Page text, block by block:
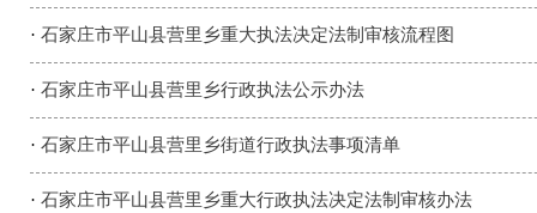
· 石家庄市平山县营里乡重大执法决定法制审核流程图
· 石家庄市平山县营里乡行政执法公示办法
· 石家庄市平山县营里乡街道行政执法事项清单
· 石家庄市平山县营里乡重大行政执法决定法制审核办法